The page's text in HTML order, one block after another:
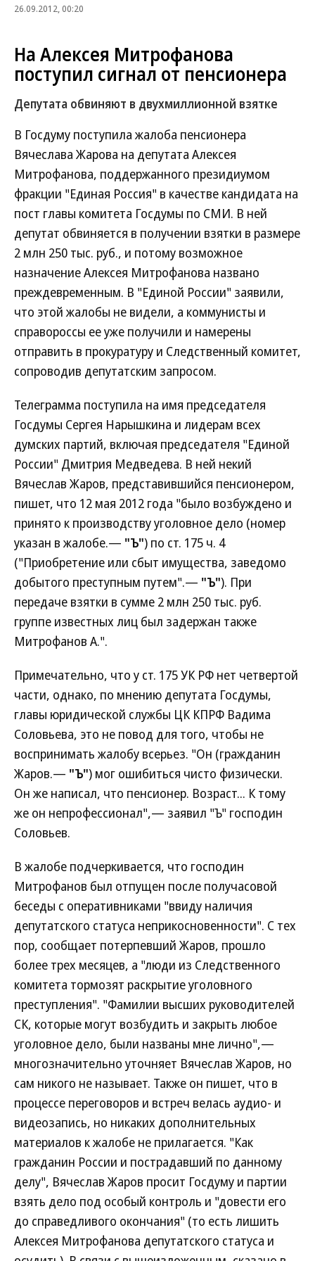
26.09.2012, 00:20
На Алексея Митрофанова
поступил сигнал от пенсионера
Депутата обвиняют в двухмиллионной взятке
В Госдуму поступила жалоба пенсионера
Вячеслава Жарова на депутата Алексея
Митрофанова, поддержанного президиумом
фракции "Единая Россия" в качестве кандидата на
пост главы комитета Госдумы по СМИ. В ней
депутат обвиняется в получении взятки в размере
2 млн 250 тыс. руб., и потому возможное
назначение Алексея Митрофанова названо
преждевременным. В "Единой России" заявили,
что этой жалобы не видели, а коммунисты и
справороссы ее уже получили и намерены
отправить в прокуратуру и Следственный комитет,
сопроводив депутатским запросом.
Телеграмма поступила на имя председателя
Госдумы Сергея Нарышкина и лидерам всех
думских партий, включая председателя "Единой
России" Дмитрия Медведева. В ней некий
Вячеслав Жаров, представившийся пенсионером,
пишет, что 12 мая 2012 года "было возбуждено и
принято к производству уголовное дело (номер
указан в жалобе.— "Ъ") по ст. 175 ч. 4
("Приобретение или сбыт имущества, заведомо
добытого преступным путем".— "Ъ"). При
передаче взятки в сумме 2 млн 250 тыс. руб.
группе известных лиц был задержан также
Митрофанов А.".
Примечательно, что у ст. 175 УК РФ нет четвертой
части, однако, по мнению депутата Госдумы,
главы юридической службы ЦК КПРФ Вадима
Соловьева, это не повод для того, чтобы не
воспринимать жалобу всерьез. "Он (гражданин
Жаров.— "Ъ") мог ошибиться чисто физически.
Он же написал, что пенсионер. Возраст... К тому
же он непрофессионал",— заявил "Ъ" господин
Соловьев.
В жалобе подчеркивается, что господин
Митрофанов был отпущен после получасовой
беседы с оперативниками "ввиду наличия
депутатского статуса неприкосновенности". С тех
пор, сообщает потерпевший Жаров, прошло
более трех месяцев, а "люди из Следственного
комитета тормозят раскрытие уголовного
преступления". "Фамилии высших руководителей
СК, которые могут возбудить и закрыть любое
уголовное дело, были названы мне лично",—
многозначительно уточняет Вячеслав Жаров, но
сам никого не называет. Также он пишет, что в
процессе переговоров и встреч велась аудио- и
видеозапись, но никаких дополнительных
материалов к жалобе не прилагается. "Как
гражданин России и пострадавший по данному
делу", Вячеслав Жаров просит Госдуму и партии
взять дело под особый контроль и "довести его
до справедливого окончания" (то есть лишить
Алексея Митрофанова депутатского статуса и